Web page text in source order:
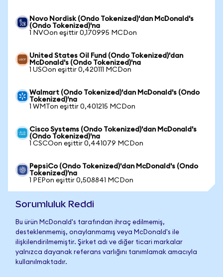
Novo Nordisk (Ondo Tokenized)'dan McDonald's
(Ondo Tokenized)'na
1 NVOon eşittir 0,170995 MCDon
United States Oil Fund (Ondo Tokenized)'dan
McDonald's (Ondo Tokenized)'na
1 USOon eşittir 0,420111 MCDon
Walmart (Ondo Tokenized)'dan McDonald's (Ondo
Tokenized)'na
1 WMTon eşittir 0,401215 MCDon
Cisco Systems (Ondo Tokenized)'dan McDonald's
(Ondo Tokenized)'na
1 CSCOon eşittir 0,441079 MCDon
PepsiCo (Ondo Tokenized)'dan McDonald's (Ondo
Tokenized)'na
1 PEPon eşittir 0,508841 MCDon
Sorumluluk Reddi
Bu ürün McDonald's tarafından ihraç edilmemiş,
desteklenmemiş, onaylanmamış veya McDonald's ile
ilişkilendirilmemiştir. Şirket adı ve diğer ticari markalar
yalnızca dayanak referans varlığını tanımlamak amacıyla
kullanılmaktadır.